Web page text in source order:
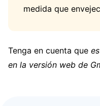
medida que
Tenga en cuenta que
en la versión web de